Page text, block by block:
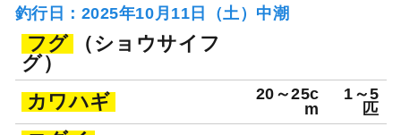
釣行日：2025年10月11日（土）中潮
フグ
（ショウサイフ
グ）
カワハギ
20～25c
m
1～5
匹